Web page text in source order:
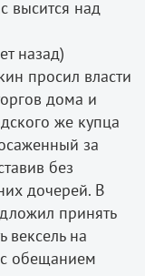
высится над
назад)
просил власти
дома и
же купца
за
без
дочерей. В
принять
вексель на
обещанием